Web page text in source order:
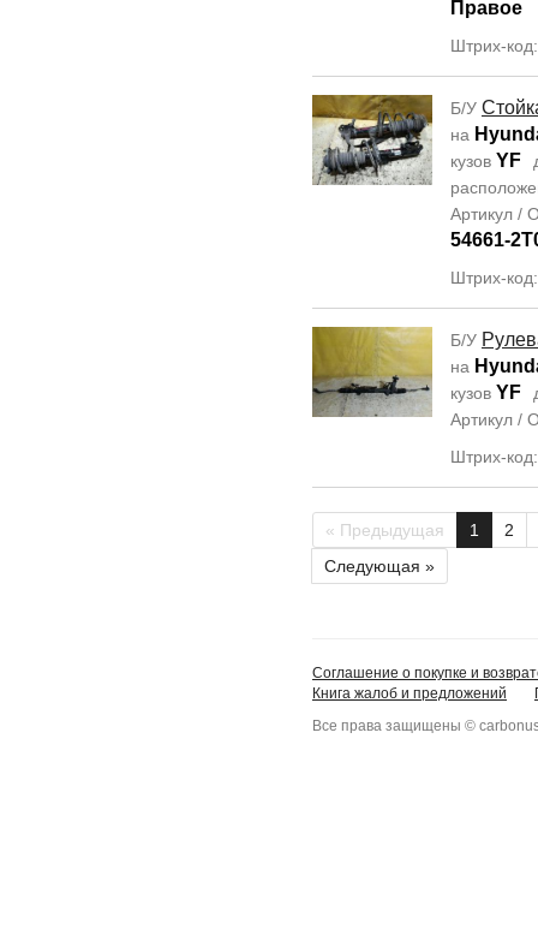
Правое
Штрих-
Б/У
на
кузов YF
Артикул /
54661-
Штрих-
Б/У
на
кузов YF
Артикул /
Штрих-
« Предыдущая 1
2
Следующая »
Соглашение о покупке и
Книга жалоб и предложений
Все права защищены ©